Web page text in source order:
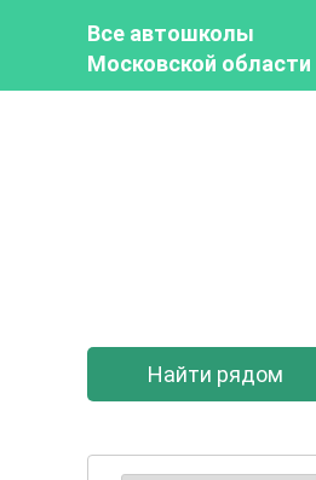
Все автошколы
Московской области
Найти рядом